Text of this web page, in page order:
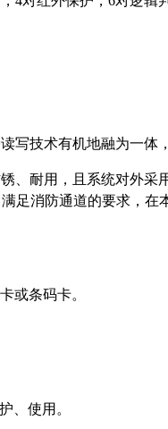
写技术有机地融为一
、耐用，且系统对外
足消防通道的要求，
或条码卡。
、使用。